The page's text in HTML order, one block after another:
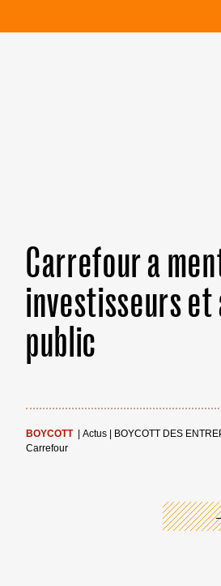
Carrefour a
investisseurs et
public
BOYCOTT Actus BOYCOTT DES
Carrefour